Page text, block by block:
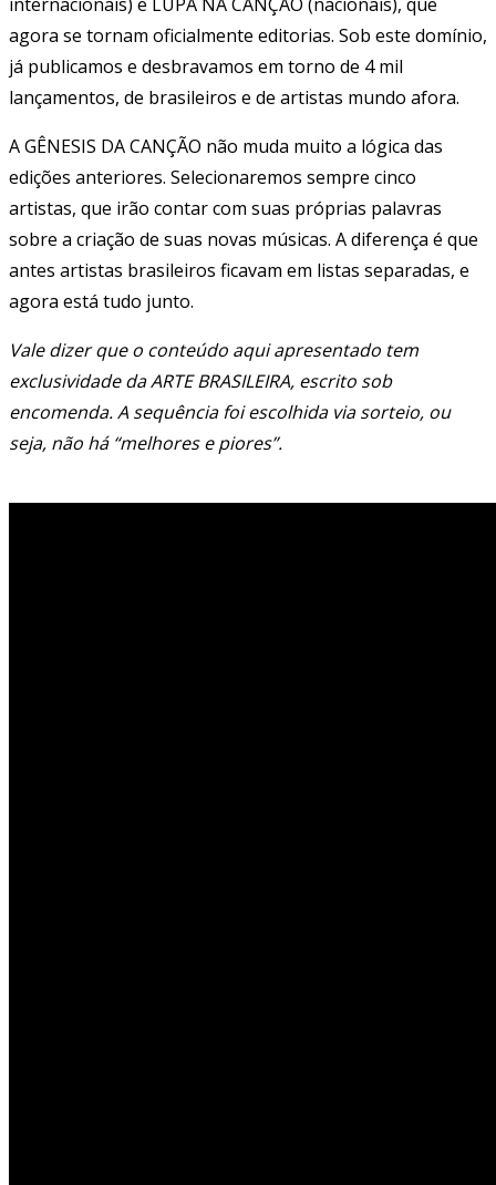
agora se tornam oficialmente editorias. Sob este domínio,
já publicamos e desbravamos em torno de 4 mil
lançamentos, de brasileiros e de artistas mundo afora.
A GÊNESIS DA CANÇÃO não muda muito a lógica das
edições anteriores. Selecionaremos sempre cinco
artistas, que irão contar com suas próprias palavras
sobre a criação de suas novas músicas. A diferença é que
antes artistas brasileiros ficavam em listas separadas, e
agora está tudo junto.
Vale dizer que o conteúdo aqui apresentado tem
exclusividade da ARTE BRASILEIRA, escrito sob
encomenda. A sequência foi escolhida via sorteio, ou
seja, não há “melhores e piores”.